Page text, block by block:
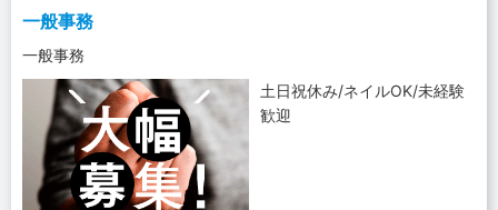
一般事務
一般事務
土日祝休み/ネイルOK/未経験
歓迎